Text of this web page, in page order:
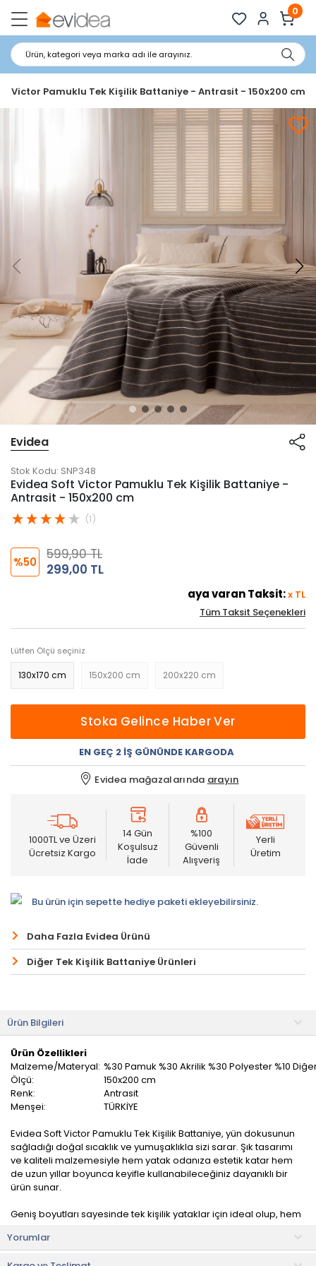
0
Ürün, kategori veya marka adı ile arayınız.
Victor Pamuklu Tek Kişilik Battaniye - Antrasit - 150x200 cm
Evidea
Stok Kodu: SNP348
Evidea Soft Victor Pamuklu Tek Kişilik Battaniye -
Antrasit - 150x200 cm
(1)
%50
599,90 TL
299,00 TL
aya varan Taksit:x TL
Tüm Taksit Seçenekleri
Lütfen Ölçü seçiniz
130x170 cm 150x200 cm 200x220 cm
Stoka Gelince Haber Ver
EN GEÇ 2 İŞ GÜNÜNDE KARGODA
Evidea mağazalarında arayın
1000TL ve Üzeri
Ücretsiz Kargo
14 Gün
Koşulsuz
İade
%100
Güvenli
Alışveriş
Yerli
Üretim
Bu ürün için sepette hediye paketi ekleyebilirsiniz.
Daha Fazla Evidea Ürünü
Diğer Tek Kişilik Battaniye Ürünleri
Ürün Bilgileri
Ürün Özellikleri
Malzeme/Materyal: %30 Pamuk %30 Akrilik %30 Polyester %10
Ölçü:
150x200 cm
Renk:
Antrasit
Menşei:
TÜRKİYE
Evidea Soft Victor Pamuklu Tek Kişilik Battaniye, yün dokusunun
sağladığı doğal sıcaklık ve yumuşaklıkla sizi sarar. Şık tasarımı
ve kaliteli malzemesiyle hem yatak odanıza estetik katar hem
de uzun yıllar boyunca keyifle kullanabileceğiniz dayanıklı bir
ürün sunar.
Geniş boyutları sayesinde tek kişilik yataklar için ideal olup, hem
Yüksek kaliteli işçiliği ve dayanıklı yapısıyla, uzun yıllar boyunca ilk
Yorumlar